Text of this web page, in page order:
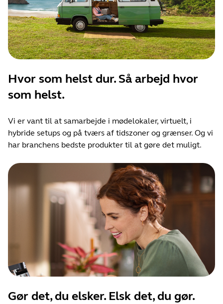
Hvor som helst dur. Så arbejd hvor
som helst.
Vi er vant til at samarbejde i mødelokaler, virtuelt, i
hybride setups og på tværs af tidszoner og grænser. Og vi
har branchens bedste produkter til at gøre det muligt.
Gør det, du elsker. Elsk det, du gør.